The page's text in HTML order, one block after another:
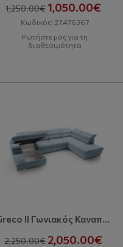
1,250.00€1,050.00€
Κωδικός: 27.476367
Ρωτήστε μας για τη
διαθεσιμότητα
Greco II Γωνιακός Καναπές Με Κρεβάτι Και Αποθηκευτικό Χώρο
2,250.00€ 2,050.00€